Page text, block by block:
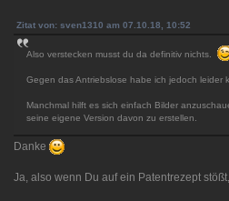
Zitat von: sven1310 am 07.10.18, 10:52
Also verstecken musst du da definitiv nichts.
Gegen das Antriebslose habe ich jedoch
Manchmal hilft es sich einfach Bilder
seine eigene Version davon zu erstellen.
Danke
Ja, also wenn Du auf ein Patentrezept